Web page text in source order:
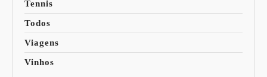
Tennis
Todos
Viagens
Vinhos